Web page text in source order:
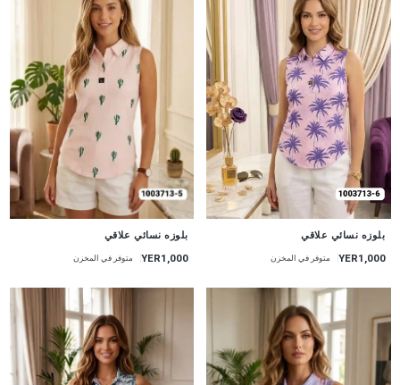
بلوزه نسائي علاقي
YER1,000 متوفر في المخزن
بلوزه نسائي علاقي
YER1,000 متوفر في المخزن